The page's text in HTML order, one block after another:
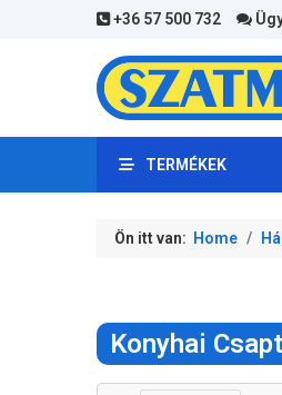
+36 57 500 732
TERMÉKEK
Ön itt van: Home
Konyhai